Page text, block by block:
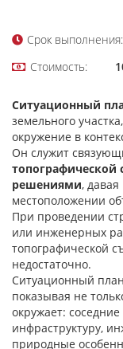
Срок выполнения:
Стоимость:
Ситуационный
земельного
окружение в
Он служит
решениями,
местоположении
При проведении
или инженерных
топографической
недостаточно.
Ситуационный
показывая не
окружает:
инфраструктуру,
природные